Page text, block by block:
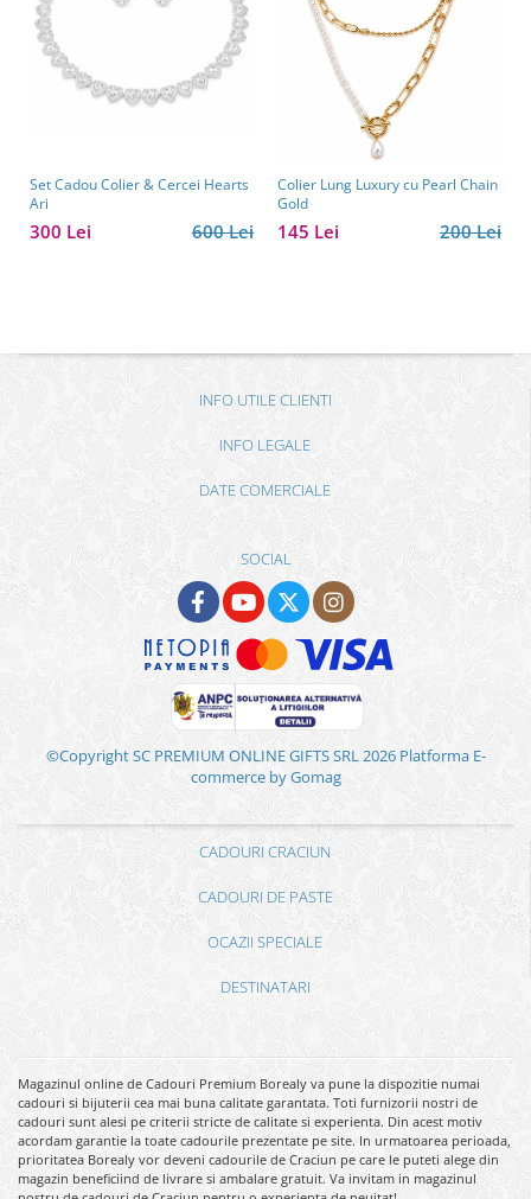
Set Cadou Colier & Cercei Hearts
Ari
600 Lei
300 Lei
Colier Lung Luxury cu Pearl Chain
Gold
200 Lei
145 Lei
INFO UTILE CLIENTI
INFO LEGALE
DATE COMERCIALE
SOCIAL
©Copyright SC PREMIUM ONLINE GIFTS SRL 2026 Platforma E-
commerce by Gomag
CADOURI CRACIUN
CADOURI DE PASTE
OCAZII SPECIALE
DESTINATARI
Magazinul online de Cadouri Premium Borealy va pune la dispozitie numai
cadouri si bijuterii cea mai buna calitate garantata. Toti furnizorii nostri de
cadouri sunt alesi pe criterii stricte de calitate si experienta. Din acest motiv
acordam garantie la toate cadourile prezentate pe site. In urmatoarea perioada,
prioritatea Borealy vor deveni cadourile de Craciun pe care le puteti alege din
magazin beneficiind de livrare si ambalare gratuit. Va invitam in magazinul